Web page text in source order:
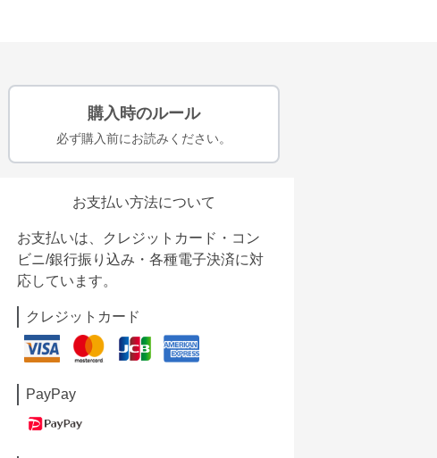
購入時のルール
必ず購入前にお読みください。
お支払い方法について
お支払いは、クレジットカード・コン
ビニ/銀行振り込み・各種電子決済に対
応しています。
クレジットカード
PayPay